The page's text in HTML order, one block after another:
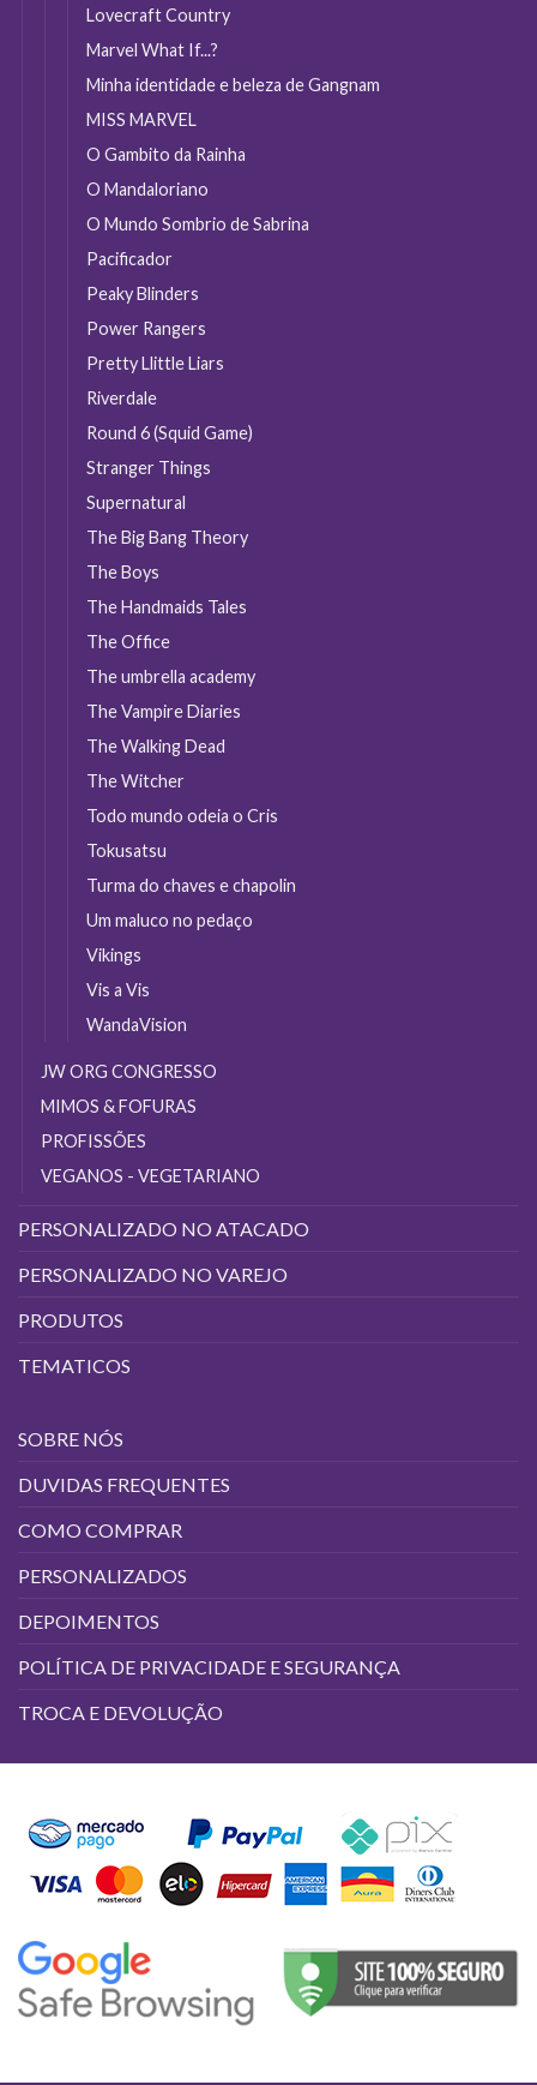
Lovecraft Country
Marvel What If...?
Minha identidade e beleza de Gangnam
MISS MARVEL
O Gambito da Rainha
O Mandaloriano
O Mundo Sombrio de Sabrina
Pacificador
Peaky Blinders
Power Rangers
Pretty Llittle Liars
Riverdale
Round 6 (Squid Game)
Stranger Things
Supernatural
The Big Bang Theory
The Boys
The Handmaids Tales
The Office
The umbrella academy
The Vampire Diaries
The Walking Dead
The Witcher
Todo mundo odeia o Cris
Tokusatsu
Turma do chaves e chapolin
Um maluco no pedaço
Vikings
Vis a Vis
WandaVision
JW ORG CONGRESSO
MIMOS & FOFURAS
PROFISSÕES
VEGANOS - VEGETARIANO
PERSONALIZADO NO ATACADO
PERSONALIZADO NO VAREJO
PRODUTOS
TEMATICOS
SOBRE NÓS
DUVIDAS FREQUENTES
COMO COMPRAR
PERSONALIZADOS
DEPOIMENTOS
POLÍTICA DE PRIVACIDADE E SEGURANÇA
TROCA E DEVOLUÇÃO